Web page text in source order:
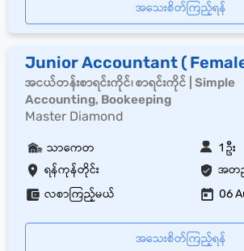
အသေးစိတ်ကြည့်ရန်
Junior Accountant (
အငယ်တန်းစာရင်းကိုင်၊ စာရင်းကိုင် | Simple
Accounting, Bookeeping
Master Diamond
ရန်ကုန်တိုင်း အတည်
သာကေတ 1 ဦး
လစာကြည့်မယ် 06
အသေးစိတ်ကြည့်ရန်